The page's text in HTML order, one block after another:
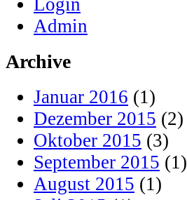
Login
Admin
Archive
Januar 2016 (1)
Dezember 2015 (2)
Oktober 2015 (3)
September 2015 (1)
August 2015 (1)